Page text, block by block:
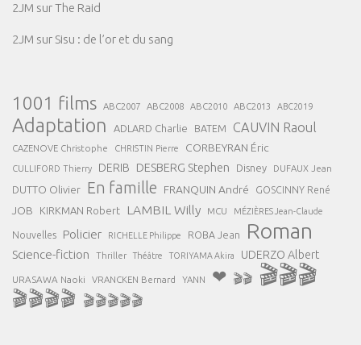
2JM surThe Raid
2JM sur Sisu : de l’or et du sang
1001 films ABC2007 ABC2008 ABC2010 ABC2013 ABC2019
Adaptation ADLARD Charlie BATEM CAUVIN Raoul
CAZENOVE Christophe CHRISTIN Pierre CORBEYRAN Éric
CULLIFORD Thierry DERIB DESBERG Stephen Disney DUFAUX Jean
DUTTO Olivier En famille FRANQUIN André GOSCINNY René
JOB KIRKMAN Robert LAMBIL Willy MCU MÉZIÈRES Jean-Claude
Nouvelles Policier RICHELLE Philippe ROBA Jean Roman
Science-fiction Thriller Théâtre TORIYAMA Akira UDERZO Albert
URASAWA Naoki VRANCKEN Bernard YANN ❤ 🎬🎬 🎬🎬🎬
🎬🎬🎬🎬 🎬🎬🎬🎬🎬